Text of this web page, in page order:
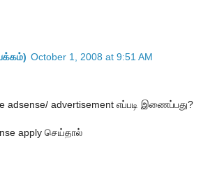
October 1, 2008 at 9:51 AM
adsense/ advertisement எப்படி இணைப்பது?
apply செய்தால்